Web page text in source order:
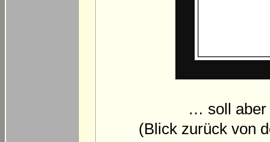
… soll aber
(Blick zurück von